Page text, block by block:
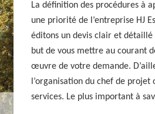
58500, HJ Espaces
et santé à vos arbres en
La définition des procédures à
une priorité de l’entreprise HJ
éditons un devis clair et détaillé
but de vous mettre au courant
œuvre de votre demande.
l’organisation du chef de
services. Le plus important à